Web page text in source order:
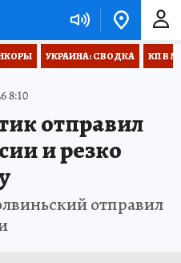
УКРАИНА: СВОДКА КП В
8:10
отправил
и резко
отправил